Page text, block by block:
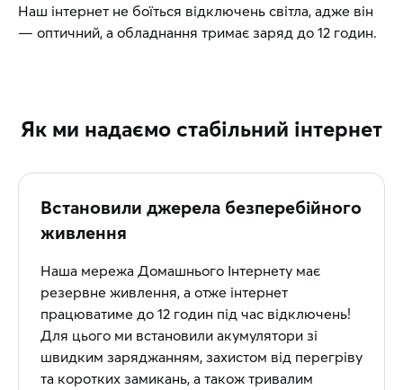
Наш інтернет не боїться відключень світла, адже він
— оптичний, а обладнання тримає заряд до 12 годин.
Як ми надаємо стабільний інтернет
Встановили джерела безперебійного
живлення
Наша мережа Домашнього Інтернету має
резервне живлення, а отже інтернет
працюватиме до 12 годин під час відключень!
Для цього ми встановили акумулятори зі
швидким заряджанням, захистом від перегріву
та коротких замикань, а також тривалим